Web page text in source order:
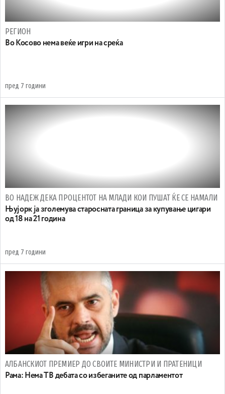
РЕГИОН
Во Косово нема веќе игри на среќа
пред 7 години
ВО НАДЕЖ ДЕКА ПРОЦЕНТОТ НА МЛАДИ КОИ ПУШАТ ЌЕ СЕ НАМАЛИ
Њујорк ја зголемува старосната граница за купување цигари
од 18 на 21 година
пред 7 години
АЛБАНСКИОТ ПРЕМИЕР ДО СВОИТЕ МИНИСТРИ И ПРАТЕНИЦИ
Рама: Нема ТВ дебата со избеганите од парламентот